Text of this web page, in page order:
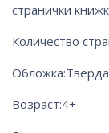
странички
Количество
Обложка:
Возраст:4+